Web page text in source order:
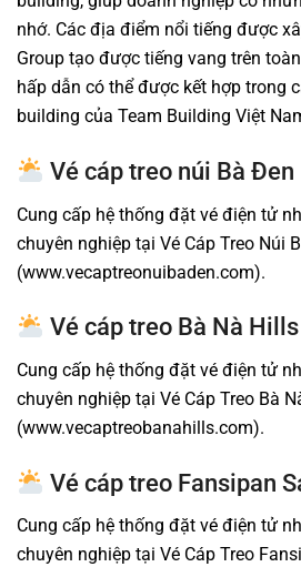
nhớ. Các địa điểm nổi tiếng được
Group tạo được tiếng vang trên
hấp dẫn có thể được kết hợp trong
building của Team Building Việt
Vé cáp treo núi Bà Đen
Cung cấp hệ thống đặt vé điện tử
chuyên nghiệp tại Vé Cáp Treo Núi
(www.vecaptreonuibaden.com).
Vé cáp treo Bà Nà Hills
Cung cấp hệ thống đặt vé điện tử
chuyên nghiệp tại Vé Cáp Treo Bà
(www.vecaptreobanahills.com).
Vé cáp treo Fansipan
Cung cấp hệ thống đặt vé điện tử
chuyên nghiệp tại Vé Cáp Treo